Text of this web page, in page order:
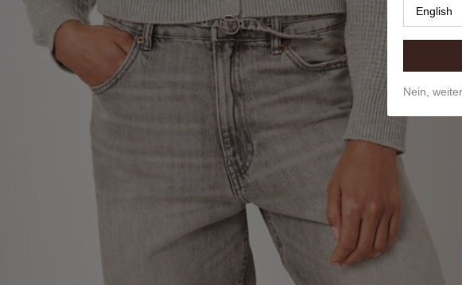
English
Nein,